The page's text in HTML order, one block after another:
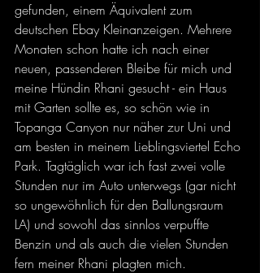
gefunden, einem Äquivalent zum
deutschen Ebay Kleinanzeigen. Mehrere
Monaten schon hatte ich nach einer
neuen, passenderen Bleibe für mich und
meine Hündin Rhani gesucht - ein Haus
mit Garten sollte es, so schön wie in
Topanga Canyon nur näher zur Uni und
am besten in meinem Lieblingsviertel Echo
Park. Tagtäglich war ich fast zwei volle
Stunden nur im Auto unterwegs (gar nicht
so ungewöhnlich für den Ballungsraum
LA) und sowohl das sinnlos verpuffte
Benzin und als auch die vielen Stunden
fern meiner Rhani plagten mich.